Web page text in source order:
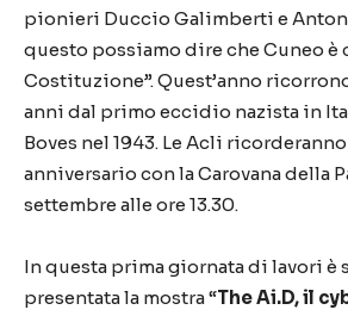
pionieri Duccio Galimberti e
questo possiamo dire che Cuneo è
Costituzione”.Quest’anno
anni dal primo eccidio nazista in
Boves nel 1943. Le Acli
anniversario con la Carovana della
settembre alle ore 13.30.
In questa prima giornata di lavori è
presentata la mostra “The Ai.D, il